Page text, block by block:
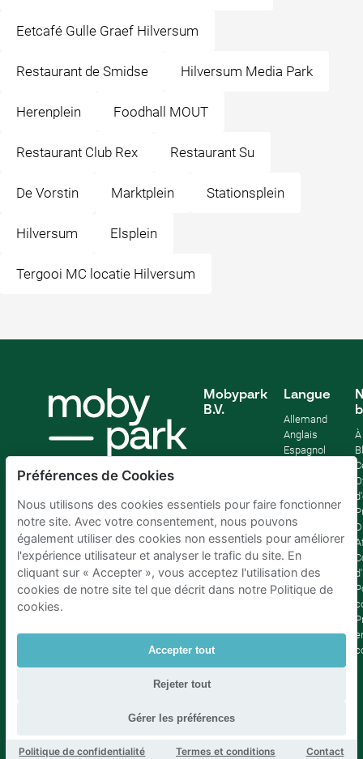
Eetcafé Gulle Graef Hilversum
Restaurant de Smidse Hilversum Media Park
Herenplein Foodhall MOUT
Restaurant Club Rex Restaurant Su
De Vorstin Marktplein Stationsplein
Hilversum Elsplein
Tergooi MC locatie Hilversum
Mobypark
B.V.
Langue
Allemand
Anglais
Espagnol
Parking Rotterdam|Parking Eindhoven
Préférences de Cookies
Nous utilisons des cookies essentiels pour faire fonctionner
notre site. Avec votre consentement, nous pouvons
également utiliser des cookies non essentiels pour améliorer
l'expérience utilisateur et analyser le trafic du site. En
cliquant sur « Accepter », vous acceptez l'utilisation des
cookies de notre site tel que décrit dans notre Politique de
cookies.
Accepter tout
Rejeter tout
Gérer les préférences
Politique de confidentialité Termes et conditions Contact